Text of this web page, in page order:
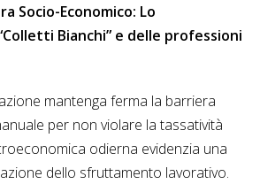
Socio-Economico: Lo
Bianchi” e delle professioni
mantenga ferma la barriera
per non violare la tassatività
odierna evidenzia una
dello sfruttamento lavorativo.